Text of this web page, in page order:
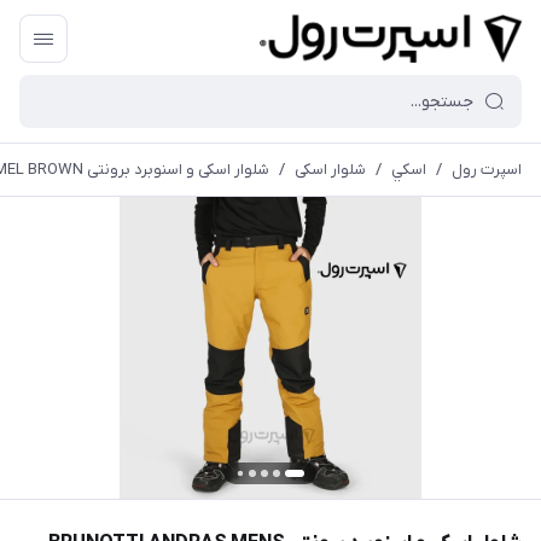
اسپرت رول / اسكي / شلوار اسکی / شلوار اسکی و اسنوبرد برونتی BRUNOTTI ANDRAS MENS SNOW PANTS CAMEL BROWN